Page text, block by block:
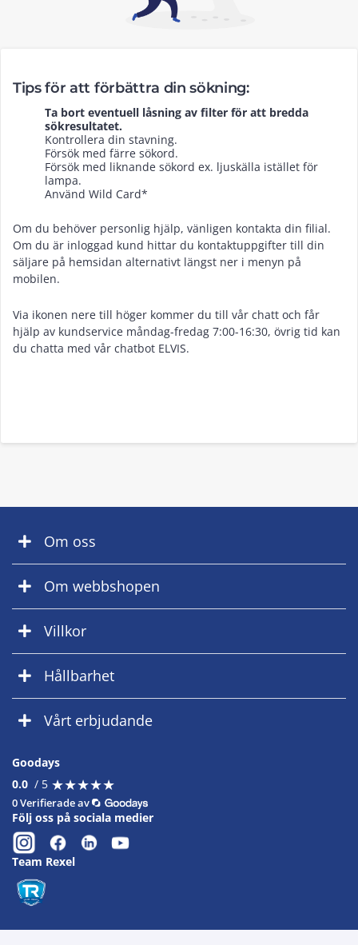
Tips för att förbättra din sökning:
Ta bort eventuell låsning av filter för att bredda
sökresultatet.
Kontrollera din stavning.
Försök med färre sökord.
Försök med liknande sökord ex. ljuskälla istället för
lampa.
Använd Wild Card*
Om du behöver personlig hjälp, vänligen kontakta din filial.
Om du är inloggad kund hittar du kontaktuppgifter till din
säljare på hemsidan alternativt längst ner i menyn på
mobilen.
Via ikonen nere till höger kommer du till vår chatt och får
hjälp av kundservice måndag-fredag 7:00-16:30, övrig tid kan
du chatta med vår chatbot ELVIS.
Om oss
Om webbshopen
Villkor
Hållbarhet
Vårt erbjudande
Goodays
0.0 / 5 ★★★★★
★★★★★
0 Verifierade av
Följ oss på sociala medier
Team Rexel